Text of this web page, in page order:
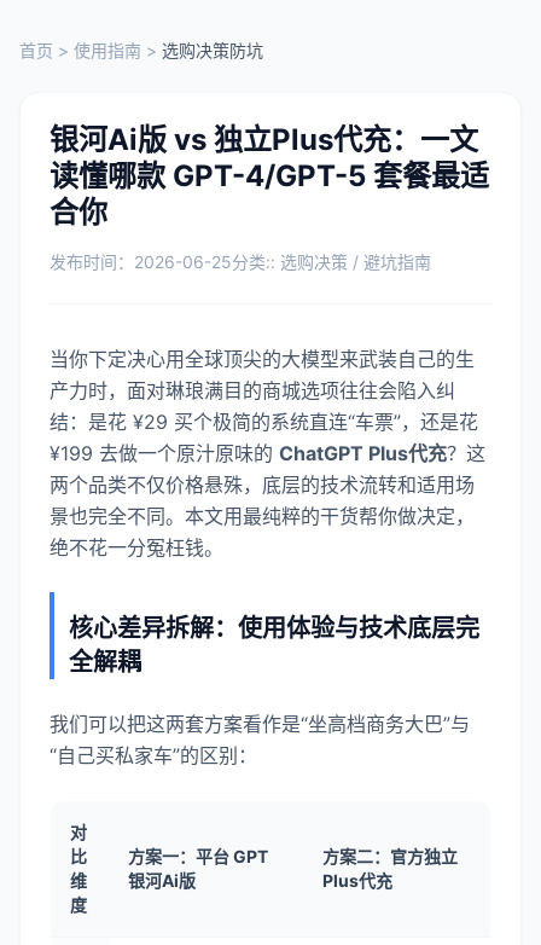
首页 > 使用指南 > 选购决策防坑
银河Ai版 vs 独立Plus代充：一文
读懂哪款 GPT-4/GPT-5 套餐最适
合你
发布时间：2026-06-25分类:: 选购决策 / 避坑指南
当你下定决心用全球顶尖的大模型来武装自己的生
产力时，面对琳琅满目的商城选项往往会陷入纠
结：是花 ¥29 买个极简的系统直连“车票”，还是花
¥199 去做一个原汁原味的 ChatGPT Plus代充？这
两个品类不仅价格悬殊，底层的技术流转和适用场
景也完全不同。本文用最纯粹的干货帮你做决定，
绝不花一分冤枉钱。
核心差异拆解：使用体验与技术底层完
全解耦
我们可以把这两套方案看作是“坐高档商务大巴”与
“自己买私家车”的区别：
对
比
维
度
方案一：平台 GPT
银河Ai版
方案二：官方独立
Plus代充